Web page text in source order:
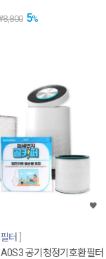
8,800 5%
터
공기청정기호환필터